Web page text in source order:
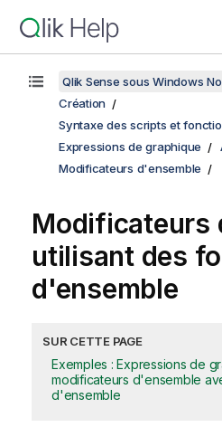
Qlik Sense sous Windows
Création
Syntaxe des scripts et
Expressions de graphique
Modificateurs d'ensemble
Modificateurs
utilisant des
d'ensemble
SUR CETTE PAGE
Exemples : Expressions de
modificateurs d'ensemble
d'ensemble